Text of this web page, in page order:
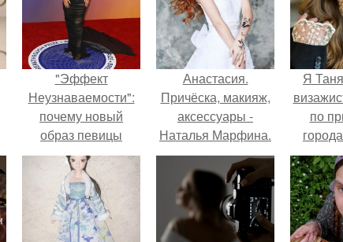
"Эффект
Неузнаваемости":
почему новый
образ певицы
вызвал споры о
гранях
возможного?
Анастасия.
Причёска, макияж,
аксессуары -
Наталья Марфина.
Я
по